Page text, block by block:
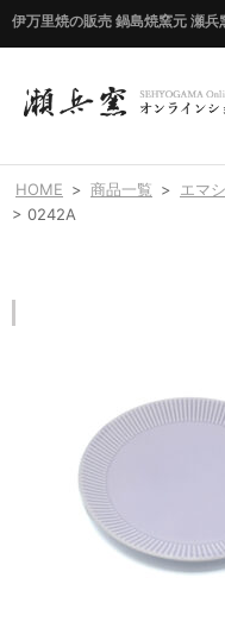
伊万里焼の販売 鍋島焼窯元 瀬
ホーム
HOME
エマシリーズ
Emma
錦花唐草シリーズ
KINKAKARAKUSA
HOME > 商品一覧 > エマ
> 0242A